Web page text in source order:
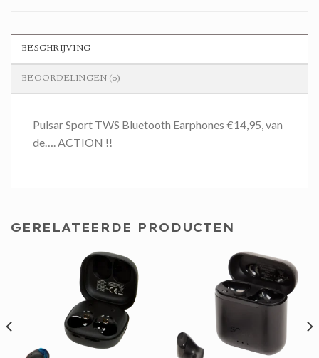
BESCHRIJVING
BEOORDELINGEN (0)
Pulsar Sport TWS Bluetooth Earphones €14,95, van
de…. ACTION !!
GERELATEERDE PRODUCTEN